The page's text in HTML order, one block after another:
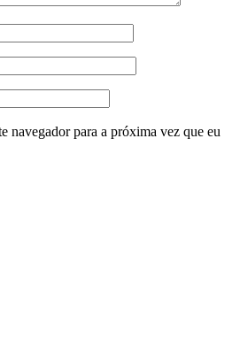
navegador para a próxima vez que eu